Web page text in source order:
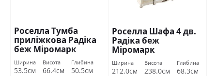
Роселла Тумба
приліжкова Радіка
беж Міромарк
Ширина
53.5см
Висота
66.4см
Глибина
50.5см
Роселла Шафа 4 дв.
Радіка беж
Міромарк
Ширина
212.0см
Висота
238.0см
Глибина
68.3см